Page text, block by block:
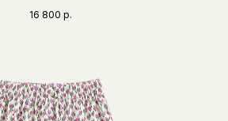
16 800 р.